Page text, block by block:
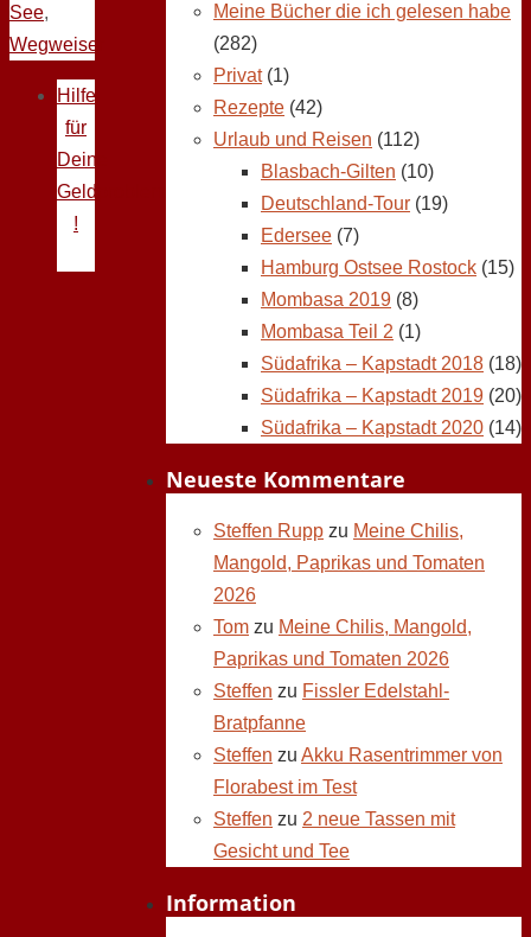
See,
Wegweiser
Hilfe
für
Deine
Geldprobleme
!
Meine Bücher die ich gelesen habe
(282)
Privat(1)
Rezepte (42)
Urlaub und Reisen (112)
Blasbach-Gilten (10)
Deutschland-Tour (19)
Edersee (7)
Hamburg Ostsee Rostock (15)
Mombasa 2019 (8)
Mombasa Teil 2 (1)
Südafrika – Kapstadt 2018 (18)
Südafrika – Kapstadt 2019 (20)
Südafrika – Kapstadt 2020 (14)
Neueste Kommentare
Steffen Rupp zu Meine Chilis,
Mangold, Paprikas und Tomaten
2026
Tom zu Meine Chilis, Mangold,
Paprikas und Tomaten 2026
Steffen zu Fissler Edelstahl-
Bratpfanne
Steffen zu Akku Rasentrimmer von
Florabest im Test
Steffen zu 2 neue Tassen mit
Gesicht und Tee
Information